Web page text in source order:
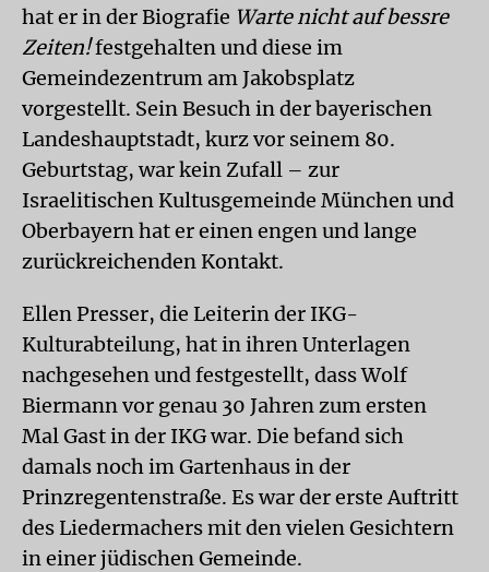
hat er in der Biografie Warte nicht auf bessre
Zeiten!festgehalten und diese im
Gemeindezentrum am Jakobsplatz
vorgestellt. Sein Besuch in der bayerischen
Landeshauptstadt, kurz vor seinem 80.
Geburtstag, war kein Zufall – zur
Israelitischen Kultusgemeinde München und
Oberbayern hat er einen engen und lange
zurückreichenden Kontakt.
Ellen Presser, die Leiterin der IKG-
Kulturabteilung, hat in ihren Unterlagen
nachgesehen und festgestellt, dass Wolf
Biermann vor genau 30 Jahren zum ersten
Mal Gast in der IKG war. Die befand sich
damals noch im Gartenhaus in der
Prinzregentenstraße. Es war der erste Auftritt
des Liedermachers mit den vielen Gesichtern
in einer jüdischen Gemeinde.